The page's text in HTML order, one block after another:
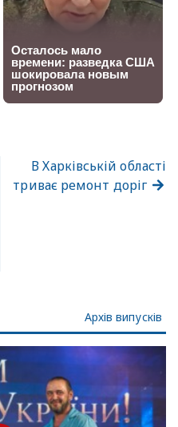
В Харківській області
триває ремонт доріг
Архів випусків